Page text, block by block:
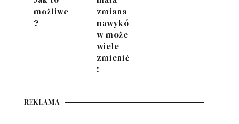
możliwe
?
zmiana
nawykó
w może
wiele
zmienić
!
REKLAMA